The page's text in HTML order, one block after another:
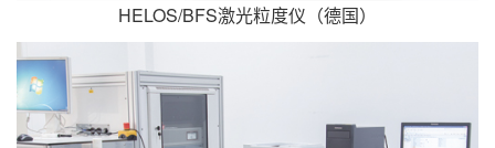
HELOS/BFS激光粒度仪（德国）